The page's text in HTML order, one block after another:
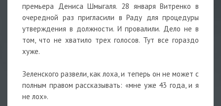
премьера Дениса Шмыгаля. 28 января Витренко в
очередной раз пригласили в Раду для процедуры
утверждения в должности. И провалили. Дело не в
том, что не хватило трех голосов. Тут все гораздо
хуже.
Зеленского развели, как лоха, и теперь он не может с
полным правом рассказывать: «мне уже 43 года, и я
не лох».